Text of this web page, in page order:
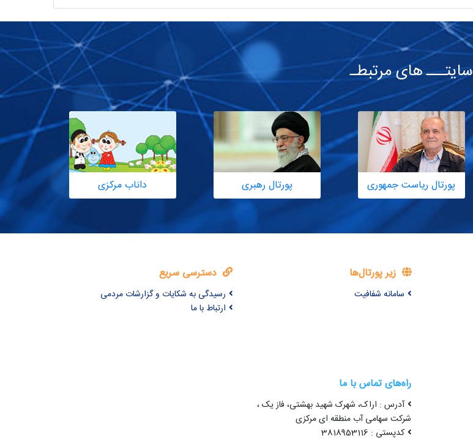
سایتـــ های مرتبطـ
پورتال ریاست جمهوری پورتال رهبری داناب مرکزی
زیر پورتال‌ها
سامانه شفافیت
دسترسی سریع
رسیدگی به شکایات و گزارشات مردمی
ارتباط با ما
راه‌های تماس با ما
آدرس : اراک، شهرک شهید بهشتی، فاز یک ،
شرکت سهامی آب منطقه ای مرکزی
کدپستی : 3818953116